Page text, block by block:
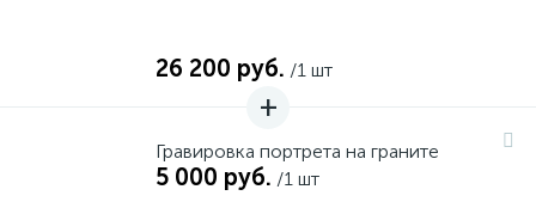
26 200 руб. /1 шт
Гравировка портрета на граните
5 000 руб. /1 шт